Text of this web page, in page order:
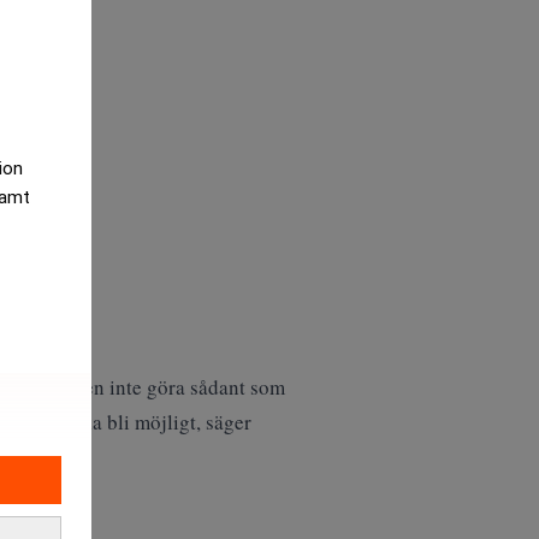
vågar den inte göra sådant som
att det ska bli möjligt, säger